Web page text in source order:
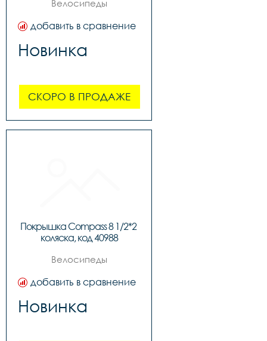
Велосипеды
добавить в сравнение
Новинка
СКОРО В ПРОДАЖЕ
Покрышка Compass 8 1/2*2
коляска, код 40988
Велосипеды
добавить в сравнение
Новинка